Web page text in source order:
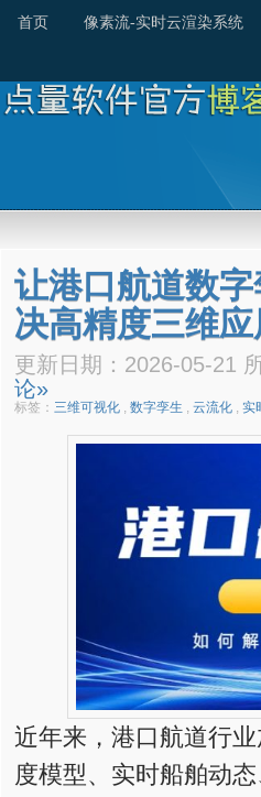
首页 像素流-实时云渲染系统
让港口航道数
决高精度三维
更新日期：2026-05-21
论»
标签： 三维可视化 , 数字孪生 , 云流化 , 实
近年来，港口航道行
度模型、实时船舶动